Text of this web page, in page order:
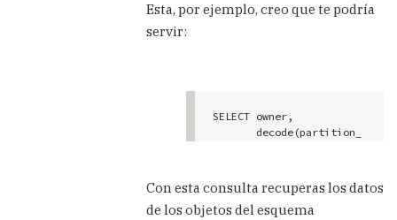
Anonim.
(not
Esta, por ejemplo, creo que te podría
servir:
SELECT owner,
| partition_name) name,
       segment_type, tab
lespace_name,bytes,initi
Con esta consulta recuperas los datos
de los objetos del esquema